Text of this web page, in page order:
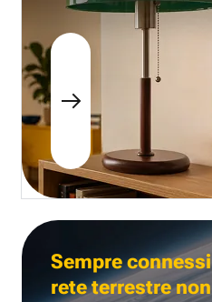
Sempre
rete terrestre